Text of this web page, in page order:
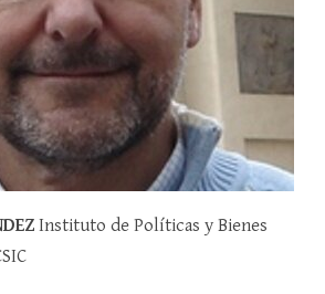
Instituto de Políticas y Bienes